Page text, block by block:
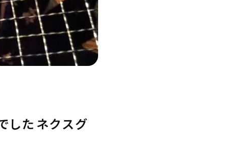
したネクスグ